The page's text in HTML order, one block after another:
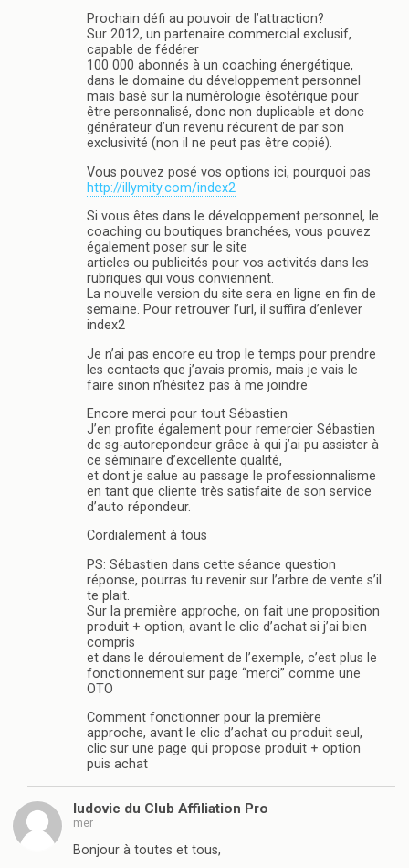
Prochain défi au pouvoir de l’attraction?
Sur 2012, un partenaire commercial exclusif,
capable de fédérer
100 000 abonnés à un coaching énergétique,
dans le domaine du développement personnel
mais basé sur la numérologie ésotérique pour
être personnalisé, donc non duplicable et donc
générateur d’un revenu récurent de par son
exclusivité (non il ne peut pas être copié).
Vous pouvez posé vos options ici, pourquoi pas
http://illymity.com/index2
Si vous êtes dans le développement personnel, le
coaching ou boutiques branchées, vous pouvez
également poser sur le site
articles ou publicités pour vos activités dans les
rubriques qui vous conviennent.
La nouvelle version du site sera en ligne en fin de
semaine. Pour retrouver l’url, il suffira d’enlever
index2
Je n’ai pas encore eu trop le temps pour prendre
les contacts que j’avais promis, mais je vais le
faire sinon n’hésitez pas à me joindre
Encore merci pour tout Sébastien
J’en profite également pour remercier Sébastien
de sg-autorepondeur grâce à qui j’ai pu assister à
ce séminaire d’excellente qualité,
et dont je salue au passage le professionnalisme
en tant que cliente très satisfaite de son service
d’auto répondeur.
Cordialement à tous
PS: Sébastien dans cette séance question
réponse, pourras tu revenir sur l’arbre de vente s’il
te plait.
Sur la première approche, on fait une proposition
produit + option, avant le clic d’achat si j’ai bien
compris
et dans le déroulement de l’exemple, c’est plus le
fonctionnement sur page “merci” comme une
OTO
Comment fonctionner pour la première
approche, avant le clic d’achat ou produit seul,
clic sur une page qui propose produit + option
puis achat
ludovic du Club Affiliation Pro
mer
Bonjour à toutes et tous,